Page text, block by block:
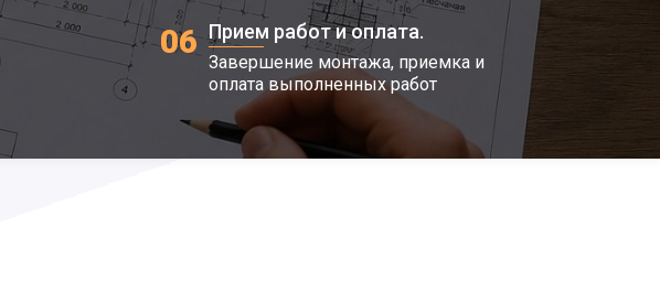
06 Прием работ и оплата.
Завершение монтажа, приемка и
оплата выполненных работ